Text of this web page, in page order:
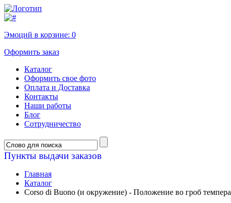
Эмоций в корзине: 0
Оформить заказ
Каталог
Оформить свое фото
Оплата и Доставка
Контакты
Наши работы
Блог
Сотрудничество
Пункты выдачи заказов
Главная
Каталог
Corso di Buono (и окружение) - Положение во гроб темпера